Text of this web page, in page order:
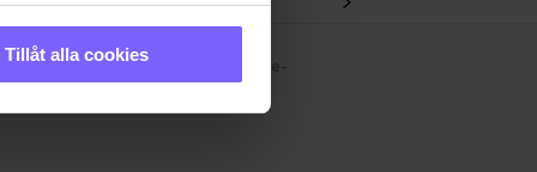
. Du kan ändra
Tillåt alla cookies
samtycke